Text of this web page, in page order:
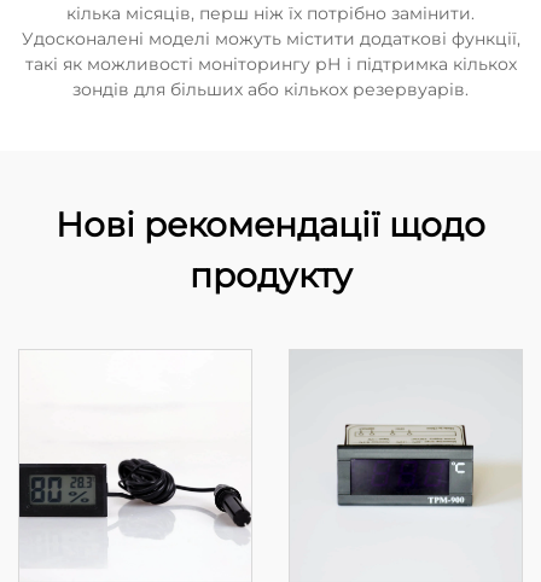
кілька місяців, перш ніж їх потрібно замінити.
Удосконалені моделі можуть містити додаткові функції,
такі як можливості моніторингу рН і підтримка кількох
зондів для більших або кількох резервуарів.
Нові рекомендації щодо
продукту